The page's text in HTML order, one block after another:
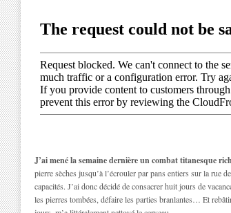
J’ai mené la semaine dernière un combat titanesque
pierre sèches jusqu’à l’écrouler par pans entiers sur la
capacités. J’ai donc décidé de consacrer huit jours de
les pierres tombées, défaire les parties branlantes… Et